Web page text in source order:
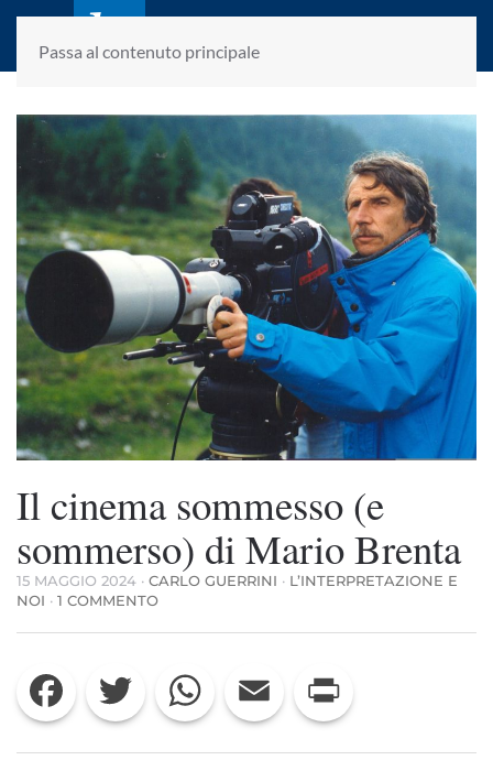
Passa al contenuto principale
laletteraturaenoi.it
fondato da Romano Luperini
Il cinema sommesso (e
sommerso) di Mario Brenta
15 MAGGIO 2024 · CARLO GUERRINI · L’INTERPRETAZIONE E
NOI · 1 COMMENTOSU
CINEMA
SOMMERSO)
DI
BRENTA
Facebook Twitter WhatsApp Email